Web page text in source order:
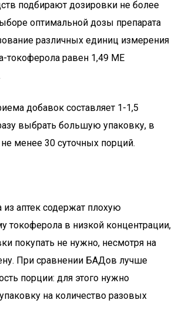
подбирают дозировки не более
оптимальной дозы препарата
различных единиц измерения
токоферола равен 1,49 МЕ
добавок составляет 1-1,5
выбрать большую упаковку, в
менее 30 суточных порций.
аптек содержат плохую
токоферола в низкой концентрации,
покупать не нужно, несмотря на
При сравнении БАДов лучше
порции: для этого нужно
на количество разовых